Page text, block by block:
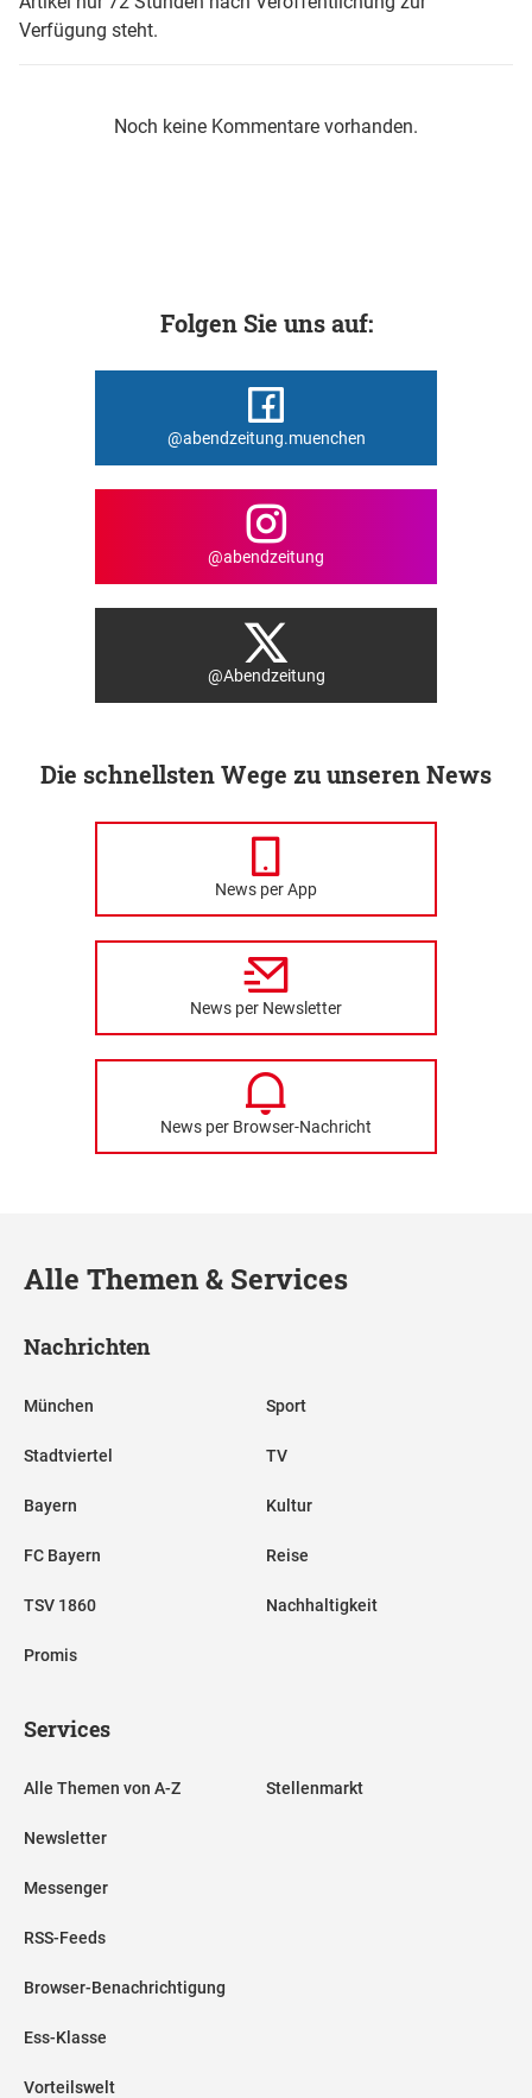
Verfügung steht.
Noch keine Kommentare vorhanden.
Folgen Sie uns auf:
@abendzeitung.muenchen
@abendzeitung
@Abendzeitung
Die schnellsten Wege zu unseren News
News per App
News per Newsletter
News per Browser-Nachricht
Alle Themen & Services
Nachrichten
München
Stadtviertel
Bayern
FC Bayern
TSV 1860
Promis
Sport
TV
Kultur
Reise
Nachhaltigkeit
Services
Alle Themen von A-Z
Newsletter
Messenger
RSS-Feeds
Browser-Benachrichtigung
Ess-Klasse
Vorteilswelt
Stellenmarkt